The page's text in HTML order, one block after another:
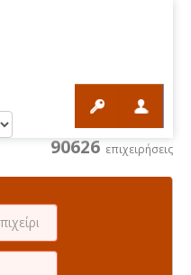
90626 επιχειρήσεις